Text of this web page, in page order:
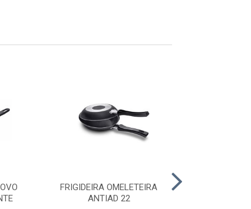
FRIGIDEIRA OMELETEIRA
ANTIAD 22